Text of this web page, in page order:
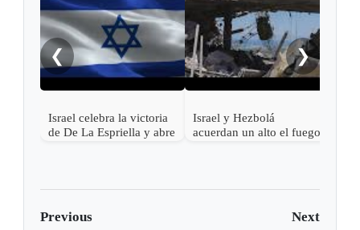
❮
Israel celebra la victoria
de De La Espriella y abre
Israel y Hezbolá
acuerdan un alto el fuego
❯
Previous Next